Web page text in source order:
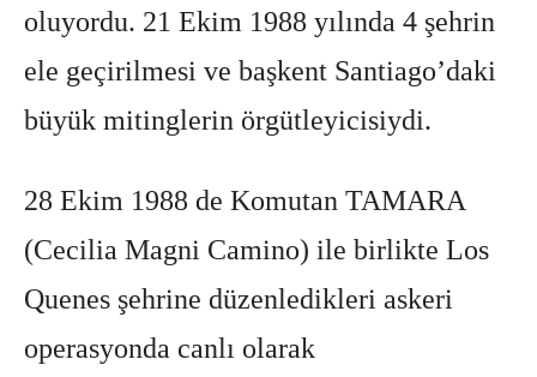
oluyordu. 21 Ekim 1988 yılında 4 şehrin
ele geçirilmesi ve başkent Santiago’daki
büyük mitinglerin örgütleyicisiydi.
28 Ekim 1988 de Komutan TAMARA
(Cecilia Magni Camino) ile birlikte Los
Quenes şehrine düzenledikleri askeri
operasyonda canlı olarak